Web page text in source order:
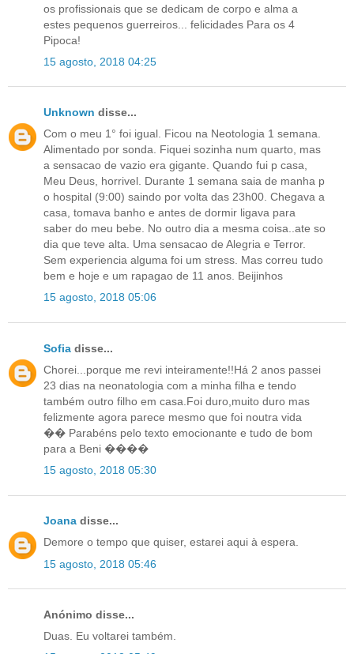
os profissionais que se dedicam de corpo e alma a
estes pequenos guerreiros... felicidades Para os 4
Pipoca!
15 agosto, 2018 04:25
Unknown disse...
Com o meu 1° foi igual. Ficou na Neotologia 1 semana.
Alimentado por sonda. Fiquei sozinha num quarto, mas
a sensacao de vazio era gigante. Quando fui p casa,
Meu Deus, horrivel. Durante 1 semana saia de manha p
o hospital (9:00) saindo por volta das 23h00. Chegava a
casa, tomava banho e antes de dormir ligava para
saber do meu bebe. No outro dia a mesma coisa..ate so
dia que teve alta. Uma sensacao de Alegria e Terror.
Sem experiencia alguma foi um stress. Mas correu tudo
bem e hoje e um rapagao de 11 anos. Beijinhos
15 agosto, 2018 05:06
Sofia disse...
Chorei...porque me revi inteiramente!!Há 2 anos passei
23 dias na neonatologia com a minha filha e tendo
também outro filho em casa.Foi duro,muito duro mas
felizmente agora parece mesmo que foi noutra vida
�� Parabéns pelo texto emocionante e tudo de bom
para a Beni ����
15 agosto, 2018 05:30
Joana disse...
Demore o tempo que quiser, estarei aqui à espera.
15 agosto, 2018 05:46
Anónimo disse...
Duas. Eu voltarei também.